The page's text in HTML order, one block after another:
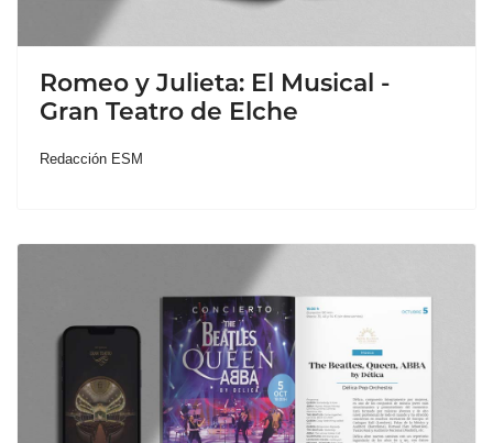
Romeo y Julieta: El Musical -
Gran Teatro de Elche
Redacción ESM